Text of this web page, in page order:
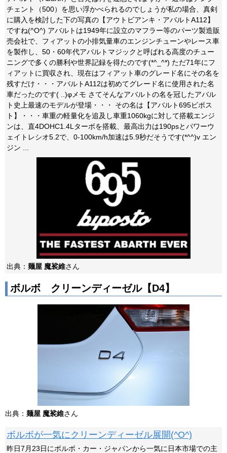
チェント（500）を思い浮かべられるのでしょうが私の場合、真剣
に購入を検討した下の写真の【アウトビアンキ・アバルトA112】
ですね(^O^) アバルトは1949年に設立のマフラー等のパーツ製造販
売会社で、フィアットの小排気量車のエンジンチューンやレース車
を製作し、50・60年代アバルトマジックと呼ばれる高度のチュー
ニングで多くの勝利や世界記録を得たのです(*^_^*) ただ71年にフ
ィアットに買収され、現在はフィアット車のグレード名にその名を
残すだけ・・・アバルトA112は初めてグレード名に使用された名
車だったのです( ..)φメモ さてそんなアバルトの名を冠したアバル
ト史上最速のモデルが登場・・・ その名は【アバルト695ビポス
ト】・・・車重の軽量化を追及し車重1060kgに対して搭載エンジ
ンは、直4DOHC1.4Lターボを搭載、最高出力は190psとパワーウ
ェイトレシオ5.2で、0-100km/h加速は5.9秒だそうです(*^^)v エン
ジン ...
出典： 麺屋 魔裟維さん
ボルボ クリーンディーゼル【D4】
出典： 麺屋 魔裟維さん
ボルボが一気にクリーンディーゼル展開(^O^)
昨日7月23日にボルボ・カー・ジャパンから一気に日本市場での主